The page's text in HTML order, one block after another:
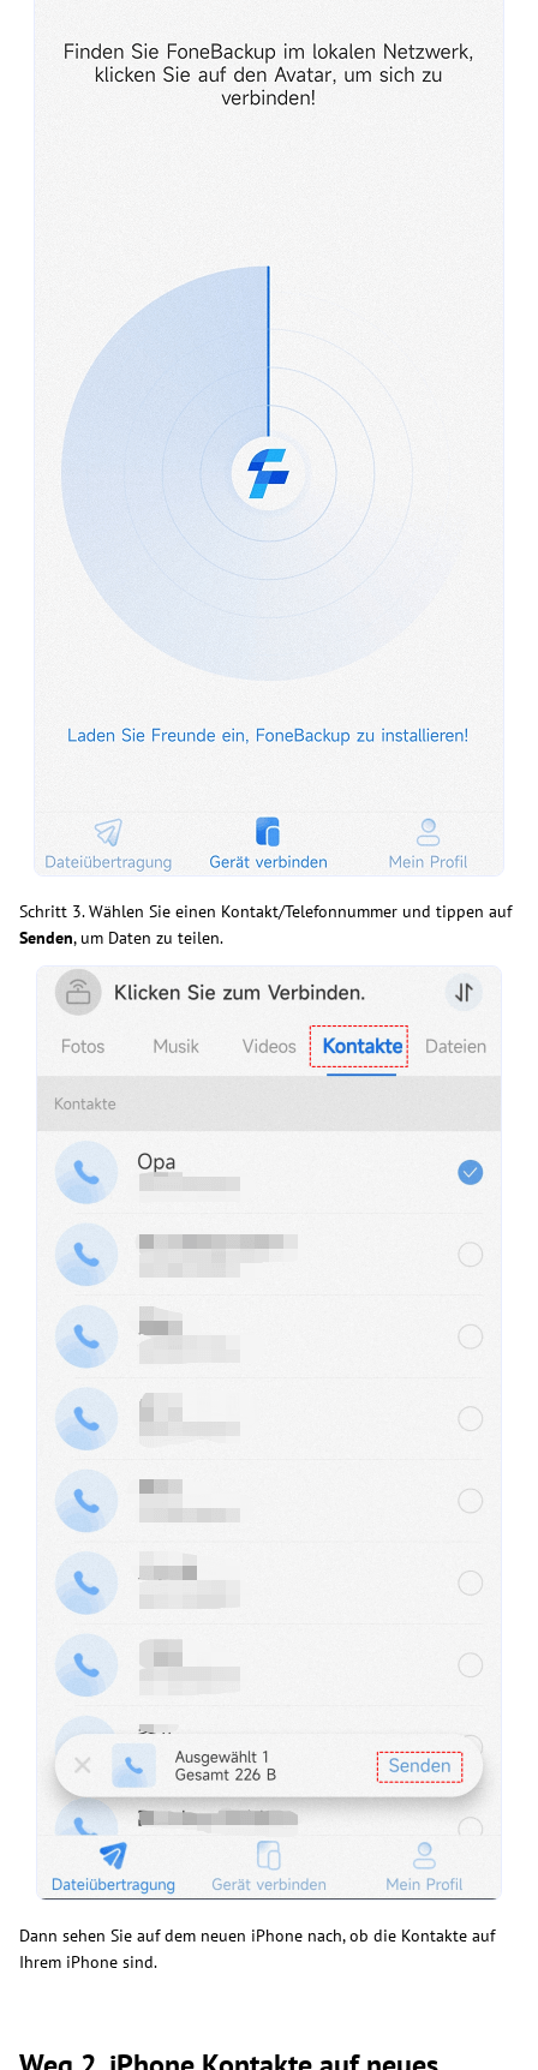
Schritt 3. Wählen Sie einen Kontakt/Telefonnummer und tippen auf
Senden, um Daten zu teilen.
Dann sehen Sie auf dem neuen iPhone nach, ob die Kontakte auf
Ihrem iPhone sind.